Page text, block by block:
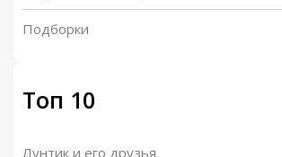
Подборки
Топ 10
Лунтик и его друзья